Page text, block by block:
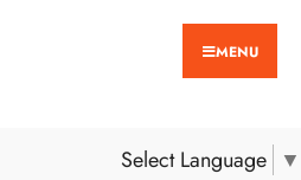
MENU
Select Language ▼